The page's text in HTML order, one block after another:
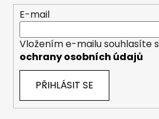
E-mail
Vložením e-mailu souhlasíte s
ochrany osobních údajů
PŘIHLÁSIT SE